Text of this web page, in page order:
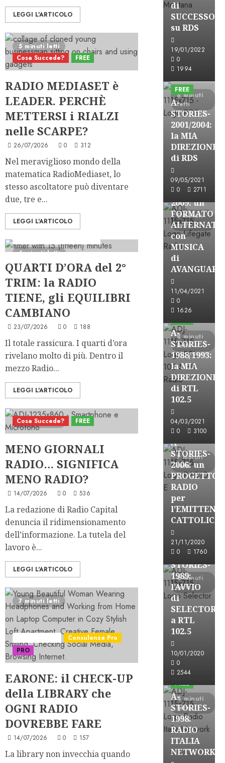
LEGGI L'ARTICOLO
5 minuti letti
Cosa Succede?
FREE
RADIO MEDIASET è
LEADER. PERCHÈ
METTERSI i RIALZI
nelle SCARPE?
26/07/2026 0 312
Nel meraviglioso mondo della
matematica RadioMediaset, lo
stesso ascoltatore può diventare
due, tre e...
LEGGI L'ARTICOLO
6 minuti letti
Ascolti Radio
PRO
QUARTI D’ORA del 2°
TRIM: la RADIO
TIENE, gli EQUILIBRI
CAMBIANO
23/07/2026 0 188
Il totale rassicura. I quarti d’ora
rivelano molto di più. Dentro il
mezzo Radio...
LEGGI L'ARTICOLO
8 minuti letti
Cosa Succede? FREE
MENO GIORNALI
RADIO… SIGNIFICA
MENO RADIO?
14/07/2026 0 536
La redazione di Radio Capital
denuncia il ridimensionamento
dell’informazione. La tutela del
lavoro è...
LEGGI L'ARTICOLO
7 minuti letti
Consulenza Pro
PRO
EARONE: il CHECK-UP
della LIBRARY che
OGNI RADIO
DOVREBBE FARE
14/07/2026 0 157
La library non invecchia quando
di
SUCCESSO
su RDS
19/01/2022
0
1994
8 minuti
letti
A-Stories
FREE
A-
STORIES-
2001/2004:
la MIA
DIREZIONE
di RDS
09/05/2021
0
2711
5 minuti
letti
A-Stories
Formazione
A-
STORIES-
2009: un
FORMATO
con
MUSICA
di
11/04/2021
0
1626
8 minuti
letti
A-Stories
Formazione
A-
STORIES-
1988/1993:
la MIA
DIREZIONE
di RTL
102.5
04/03/2021
0
3100
7 minuti
letti
A-Stories
Formazione
FREE
A-
STORIES-
2006: un
PROGETTO
RADIO
per
CATTOLICA
21/11/2020
0
1760
6 minuti
letti
A-Stories
FREE
A-
STORIES-
1989:
l’AVVIO
di
SELECTOR
a RTL
102.5
10/01/2020
0
2544
4 minuti
letti
A-Stories
Formazione
FREE
A-
STORIES-
1998:
RADIO
ITALIA
NETWORK
A-Stories